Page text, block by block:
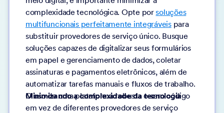
complexidade tecnológica. Opte porsoluções
multifuncionais perfeitamente integráveispara
substituir provedores de serviço único. Busque
soluções capazes de digitalizar seus formulários
em papel e gerenciamento de dados, coletar
assinaturas e pagamentos eletrônicos, além de
automatizar tarefas manuais e fluxos de trabalho.
Minimizando a complexidade da tecnologia
O uso de uma plataforma robusta e sem código
em vez de diferentes provedores de serviço